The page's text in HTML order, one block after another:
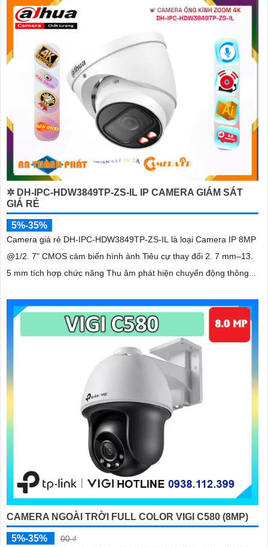
✲ DH-IPC-HDW3849TP-ZS-IL IP CAMERA GIÁM SÁT
GIÁ RẺ
5%-35%
Camera giá rẻ DH-IPC-HDW3849TP-ZS-IL là loại Camera IP 8MP
@1/2. 7" CMOS cảm biến hình ảnh Tiêu cự thay đổi 2. 7 mm–13.
5 mm tích hợp chức năng Thu âm phát hiện chuyển động thông...
CAMERA NGOÀI TRỜI FULL COLOR VIGI C580 (8MP)
5%-35%
00 ₫